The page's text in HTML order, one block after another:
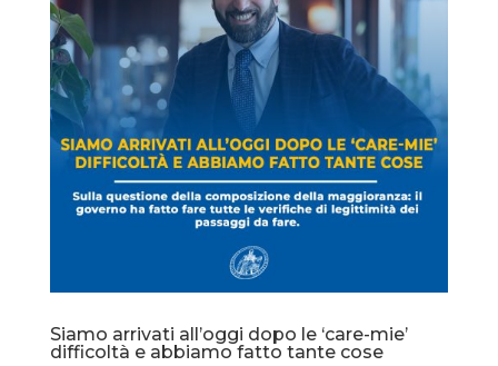
Siamo arrivati all’oggi dopo le ‘care-mie’
difficoltà e abbiamo fatto tante cose